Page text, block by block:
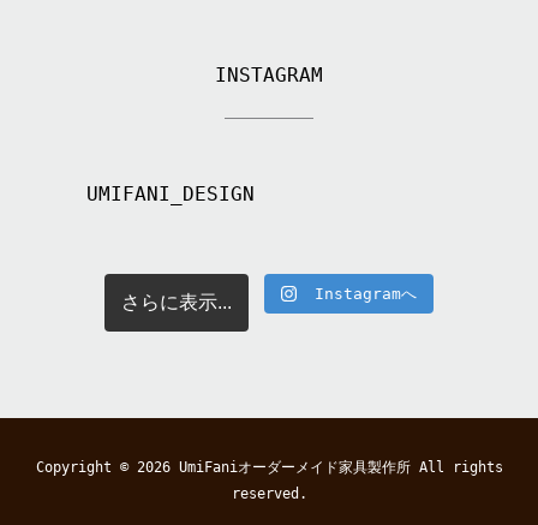
INSTAGRAM
UMIFANI_DESIGN
さらに表示... Instagramへ
Copyright © 2026 UmiFaniオーダーメイド家具製作所All rights
reserved.